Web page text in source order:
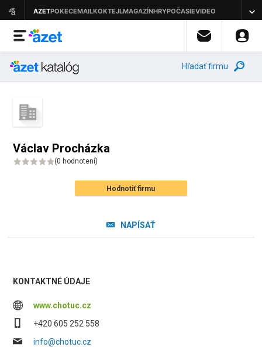
Hľadať firmu
Václav Procházka
(0 hodnotení)
Hodnotiť firmu
NAPÍSAŤ
KONTAKTNÉ ÚDAJE
www.chotuc.cz
+420 605 252 558
info@chotuc.cz